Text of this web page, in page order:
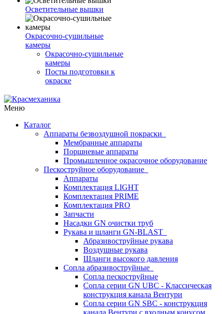
Осветительные вышки
Окрасочно-сушильные
камеры
Окрасочно-сушильные
камеры
Посты подготовки к
окраске
Меню
Каталог
Аппараты безвоздушной покраски
Мембранные аппараты
Поршневые аппараты
Промышленное окрасочное оборудование
Пескоструйное оборудование
Аппараты
Комплектация LIGHT
Комплектация PRIME
Комплектация PRO
Запчасти
Насадки GN очистки труб
Рукава и шланги GN-BLAST
Абразивоструйные рукава
Воздушные рукава
Шланги высокого давления
Сопла абразивоструйные
Сопла пескоструйные
Сопла серии GN UBC - Классическая
конструкция канала Вентури
Сопла серии GN SBC - конструкция
канала Вентури c входным конусом